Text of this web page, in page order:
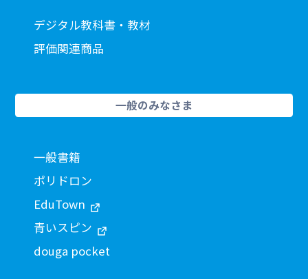
デジタル教科書・教材
評価関連商品
一般のみなさま
一般書籍
ポリドロン
EduTown
青いスピン
douga pocket